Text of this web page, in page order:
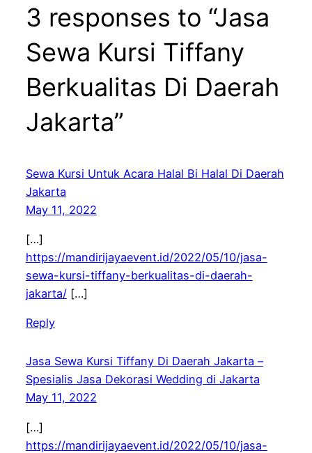
3 responses to “Jasa
Sewa Kursi Tiffany
Berkualitas Di Daerah
Jakarta”
Sewa Kursi Untuk Acara Halal Bi Halal Di Daerah
Jakarta
May 11, 2022
[…]
https://mandirijayaevent.id/2022/05/10/jasa-
sewa-kursi-tiffany-berkualitas-di-daerah-
jakarta/[…]
Reply
Jasa Sewa Kursi Tiffany Di Daerah Jakarta –
Spesialis Jasa Dekorasi Wedding di Jakarta
May 11, 2022
[…]
https://mandirijayaevent.id/2022/05/10/jasa-